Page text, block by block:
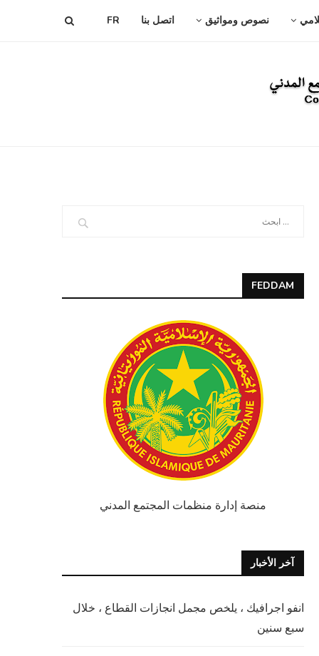
نصوص ومواثيق اتصل بنا FR
FEDDAM
منصة إدارة منظمات المجتمع المدني
آخر الأخبار
انفو اجرافيك ، يلخص مجمل انجازات القطاع ، خلال
سبع سنين